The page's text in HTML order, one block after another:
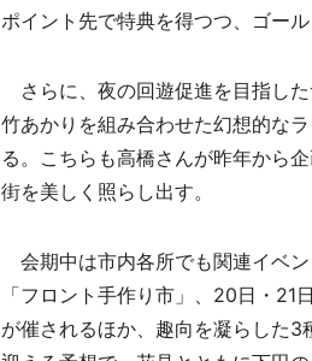
ポイント先で特典を得つつ、ゴール
さらに、夜の回遊促進を目指し
竹あかりを組み合わせた幻想的な
る。こちらも高橋さんが昨年から
街を美しく照らし出す。
会期中は市内各所でも関連イベ
「フロント手作り市」、20日・21
が催されるほか、趣向を凝らした